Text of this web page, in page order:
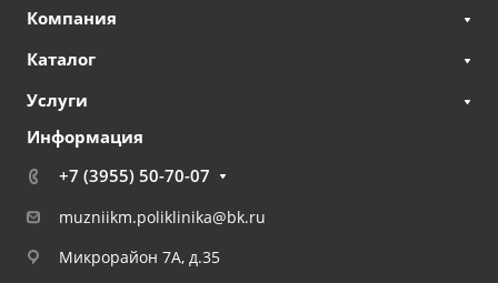
Компания
Каталог
Услуги
Информация
+7 (3955) 50-70-07
muzniikm.poliklinika@bk.ru
Микрорайон 7А, д.35